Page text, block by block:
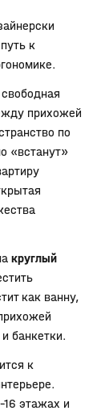
к
прихожей
по
«встанут»
круглый
как ванну,
банкетки.
к
этажах и